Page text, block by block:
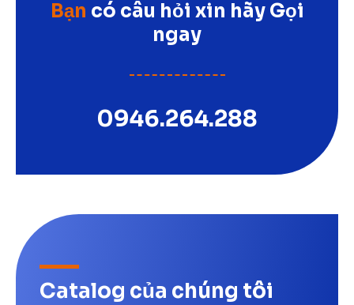
Bạn có câu hỏi xin hãy Gọi
ngay
0946.264.288
Catalog của chúng tôi